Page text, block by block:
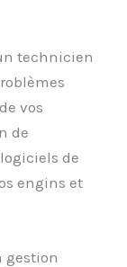
technicien
vos
de
de
engins et
gestion